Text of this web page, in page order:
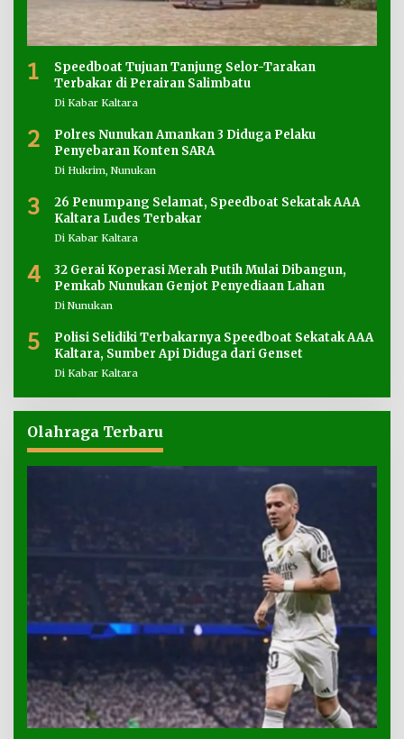
1
Speedboat Tujuan Tanjung Selor-Tarakan
Terbakar di Perairan Salimbatu
Di Kabar Kaltara
2
Polres Nunukan Amankan 3 Diduga Pelaku
Penyebaran Konten SARA
Di Hukrim, Nunukan
3
26 Penumpang Selamat, Speedboat Sekatak AAA
Kaltara Ludes Terbakar
Di Kabar Kaltara
4
32 Gerai Koperasi Merah Putih Mulai Dibangun,
Pemkab Nunukan Genjot Penyediaan Lahan
Di Nunukan
5
Polisi Selidiki Terbakarnya Speedboat Sekatak AAA
Kaltara, Sumber Api Diduga dari Genset
Di Kabar Kaltara
Olahraga Terbaru